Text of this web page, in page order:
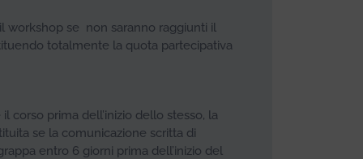
workshop se non saranno raggiunti il
totalmente la quota partecipativa
corso prima dell’inizio dello stesso, la
se la comunicazione scritta di
entro 6 giorni prima dell’inizio del